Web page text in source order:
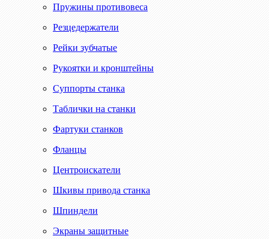
Пружины противовеса
Резцедержатели
Рейки зубчатые
Рукоятки и кронштейны
Суппорты станка
Таблички на станки
Фартуки станков
Фланцы
Центроискатели
Шкивы привода станка
Шпиндели
Экраны защитные